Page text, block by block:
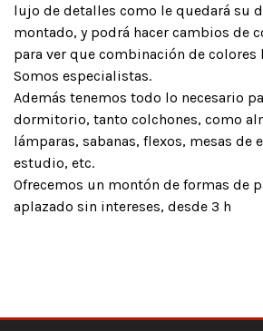
lujo de detalles como le quedará su
montado, y podrá hacer cambios de
para ver que combinación de colores
Somos especialistas.
Además tenemos todo lo necesario
dormitorio, tanto colchones, como
lámparas, sabanas, flexos, mesas de
estudio, etc.
Ofrecemos un montón de formas de
aplazado sin intereses, desde 3 h